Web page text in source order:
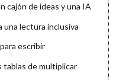
cajón de ideas y una IA
una lectura inclusiva
escribir
tablas de multiplicar